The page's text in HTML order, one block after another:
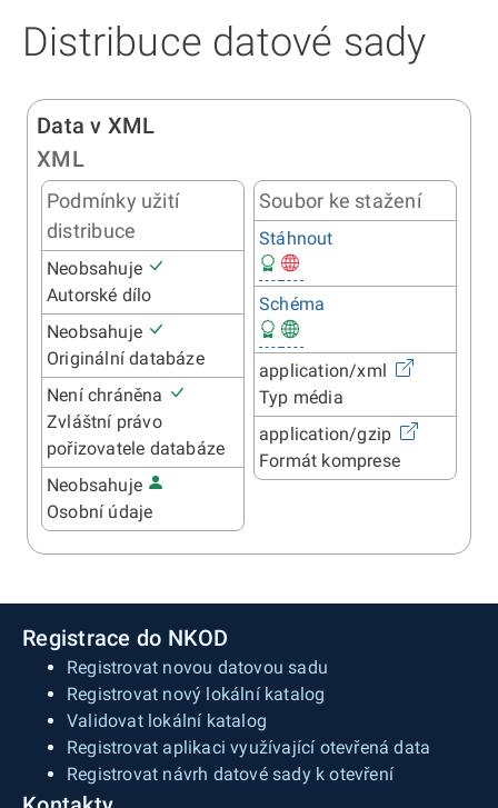
Distribuce datové sady
Data v XML
XML
Podmínky užití
distribuce
Neobsahuje
Autorské dílo
Neobsahuje
Originální databáze
Není chráněna
Zvláštní právo
pořizovatele databáze
Neobsahuje
Osobní údaje
Soubor ke stažení
Stáhnout
Schéma
application/xml
Typ média
application/gzip
Formát komprese
Registrace do NKOD
Registrovat novou datovou sadu
Registrovat nový lokální katalog
Validovat lokální katalog
Registrovat aplikaci využívající otevřená data
Registrovat návrh datové sady k otevření